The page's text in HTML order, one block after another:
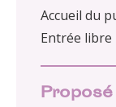
Accueil du
Entrée libre